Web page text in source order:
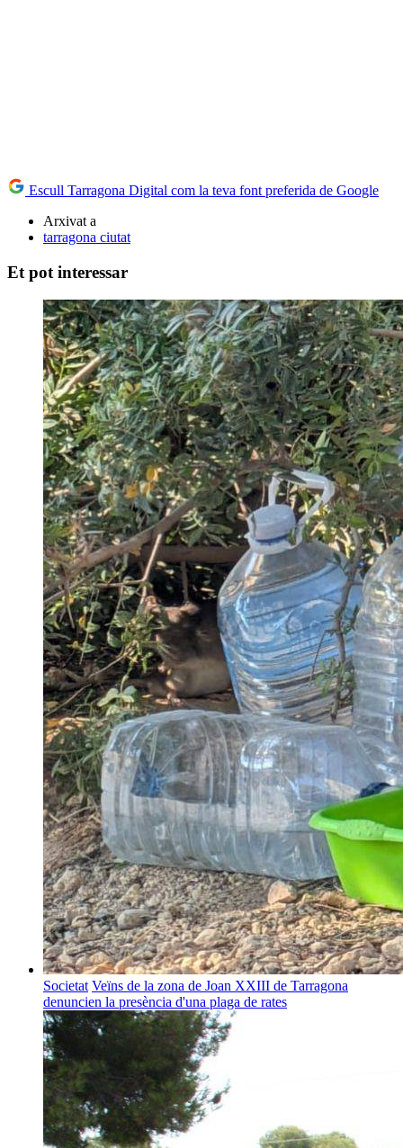
Escull Tarragona Digital com la teva font preferida de Google
Arxivat a
tarragona ciutat
Et pot interessar
Societat Veïns de la zona de Joan XXIII de Tarragona
denuncien la presència d'una plaga de rates